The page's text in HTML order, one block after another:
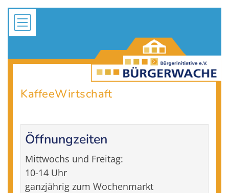
KaffeeWirtschaft
Öffnungzeiten
Mittwochs und Freitag:
10-14 Uhr
ganzjährig zum Wochenmarkt